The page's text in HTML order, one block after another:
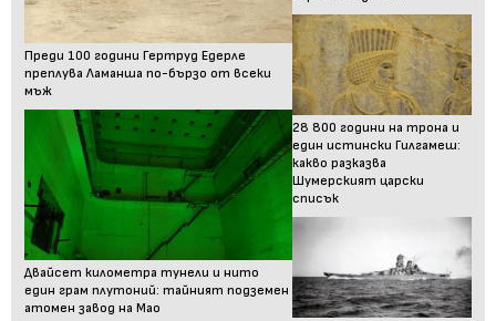
Преди 100 години Гертруд Едерле
преплува Ламанша по-бързо от всеки
мъж
Двайсет километра тунели и нито
един грам плутоний: тайният подземен
атомен завод на Мао
28 800 години на трона и
един истински Гилгамеш:
какво разказва
Шумерският царски
списък